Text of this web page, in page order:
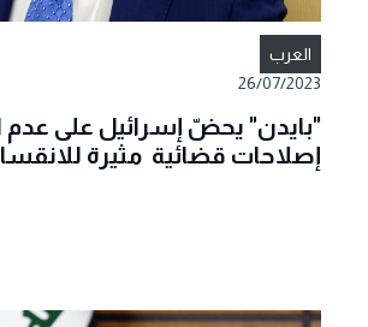
العرب
26/07/2023
"بايدن" يحضّ إسرائيل على
إصلاحات قضائية مثيرة